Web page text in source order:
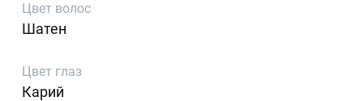
Цвет волос
Шатен
Цвет глаз
Карий